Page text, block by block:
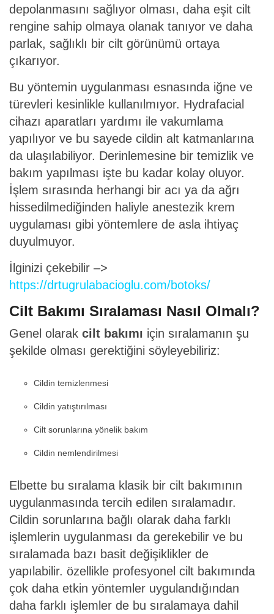
depolanmasını sağlıyor olması, daha eşit cilt
rengine sahip olmaya olanak tanıyor ve daha
parlak, sağlıklı bir cilt görünümü ortaya
çıkarıyor.
Bu yöntemin uygulanması esnasında iğne ve
türevleri kesinlikle kullanılmıyor. Hydrafacial
cihazı aparatları yardımı ile vakumlama
yapılıyor ve bu sayede cildin alt katmanlarına
da ulaşılabiliyor. Derinlemesine bir temizlik ve
bakım yapılması işte bu kadar kolay oluyor.
İşlem sırasında herhangi bir acı ya da ağrı
hissedilmediğinden haliyle anestezik krem
uygulaması gibi yöntemlere de asla ihtiyaç
duyulmuyor.
İlginizi çekebilir –>
https://drtugrulabacioglu.com/botoks/
Cilt Bakımı Sıralaması Nasıl Olmalı?
Genel olarak cilt bakımı için sıralamanın şu
şekilde olması gerektiğini söyleyebiliriz:
Cildin temizlenmesi
Cildin yatıştırılması
Cilt sorunlarına yönelik bakım
Cildin nemlendirilmesi
Elbette bu sıralama klasik bir cilt bakımının
uygulanmasında tercih edilen sıralamadır.
Cildin sorunlarına bağlı olarak daha farklı
işlemlerin uygulanması da gerekebilir ve bu
sıralamada bazı basit değişiklikler de
yapılabilir. özellikle profesyonel cilt bakımında
çok daha etkin yöntemler uygulandığından
daha farklı işlemler de bu sıralamaya dahil